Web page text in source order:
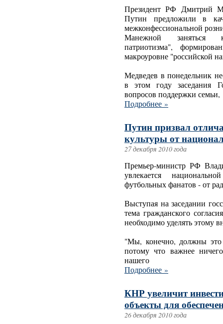
Президент РФ Дмитрий
Путин предложили в
межконфессиональной
Манежной заняться
патриотизма",
макроуровне "российской
Медведев в понедельник
в этом году заседания
вопросов поддержки семьи,
Подробнее »
Путин призвал
культуры от
27 декабря 2010 года
Премьер-министр РФ
увлекается
футбольных фанатов - от
Выступая на заседании
тема гражданского
необходимо уделять этому
"Мы, конечно, должны это
потому что важнее
нашего
Подробнее »
КНР увеличит
объекты для
26 декабря 2010 года